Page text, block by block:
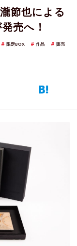
節也による
売へ！
限定BOX 作品 販売